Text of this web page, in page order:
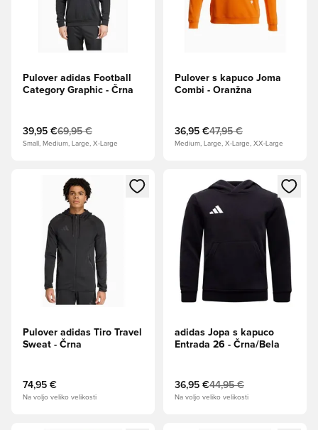
Pulover adidas Football
Category Graphic - Črna
39,95 €69,95 €
Small, Medium, Large, X-Large
Pulover s kapuco Joma
Combi - Oranžna
36,95 €47,95 €
Medium, Large, X-Large, XX-Large
Odpre Modal za prijavo ali vpis kot član
Pulover adidas Tiro Travel
Sweat - Črna
74,95 €
Na voljo veliko velikosti
Odpre Modal za prijavo ali
adidas Jopa s kapuco
Entrada 26 - Črna/Bela
36,95 €44,95 €
Na voljo veliko velikosti